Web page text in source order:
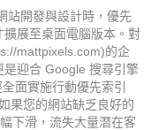
站開發與設計時，優先
展至桌面電腦版本。對
mattpixels.com)的企
是迎合 Google 搜尋引擎
面實施行動優先索引
果您的網站缺乏良好的
下滑，流失大量潛在客